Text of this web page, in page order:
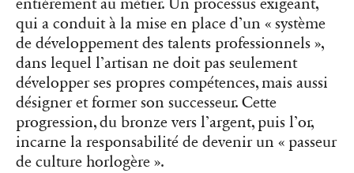
entièrement au métier. Un processus exigeant,
qui a conduit à la mise en place d’un « système
de développement des talents professionnels »,
dans lequel l’artisan ne doit pas seulement
développer ses propres compétences, mais aussi
désigner et former son successeur. Cette
progression, du bronze vers l’argent, puis l’or,
incarne la responsabilité de devenir un « passeur
de culture horlogère ».